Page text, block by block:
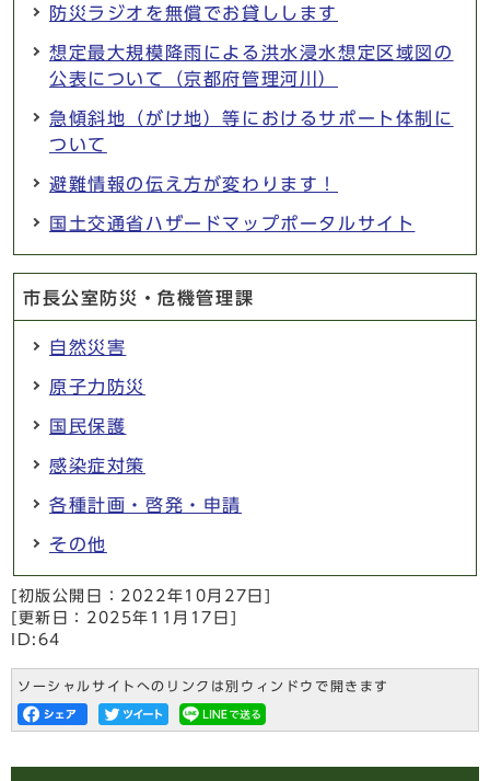
防災ラジオを無償でお貸しします
想定最大規模降雨による洪水浸水想定区域図の
公表について（京都府管理河川）
急傾斜地（がけ地）等におけるサポート体制に
ついて
避難情報の伝え方が変わります！
国土交通省ハザードマップポータルサイト
市長公室防災・危機管理課
自然災害
原子力防災
国民保護
感染症対策
各種計画・啓発・申請
その他
[初版公開日： 2022年10月27日
[更新日： 2025年11月17日
ID:64
ソーシャルサイトへのリンクは別ウィンドウで開きます